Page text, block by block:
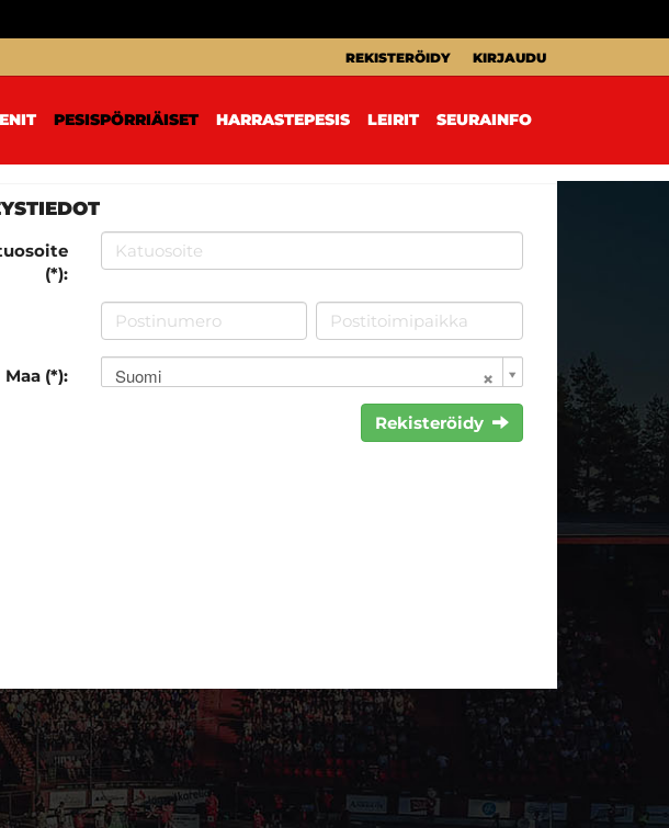
REKISTERÖIDY KIRJAUDU
PESISPÖRRIÄISET HARRASTEPESIS LEIRIT SEURAINFO
(*):
Maa (*): Suomi
Rekisteröidy